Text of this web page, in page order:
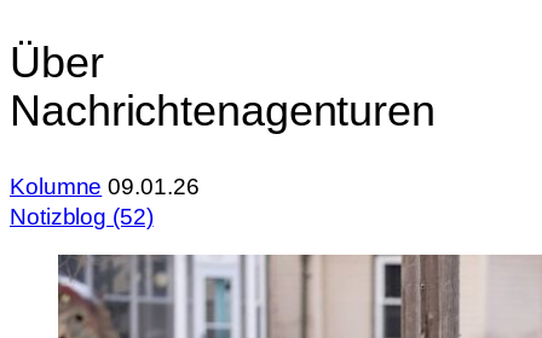
Über
Nachrichtenagenturen
Kolumne 09.01.26
Notizblog (52)